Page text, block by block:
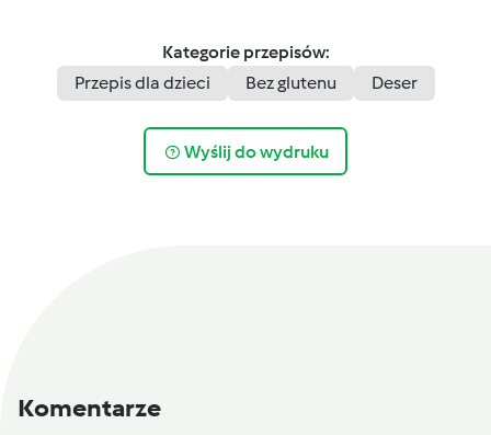
Kategorie przepisów:
Przepis dla dzieci
Bez glutenu Deser
Wyślij do wydruku
Komentarze